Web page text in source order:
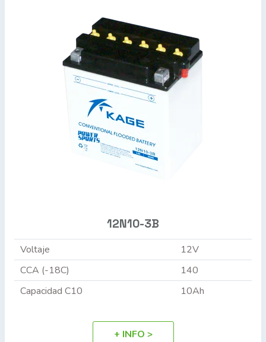
12N10-3B
Voltaje
12V
CCA (-18C)
140
Capacidad C10
10Ah
+ INFO >